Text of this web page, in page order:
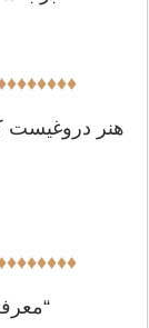
هنر دروغیست